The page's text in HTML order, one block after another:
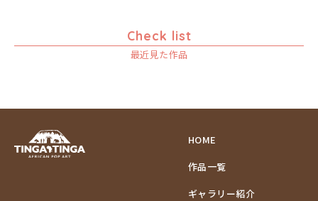
Check list
最近見た作品
HOME
作品一覧
ギャラリー紹介